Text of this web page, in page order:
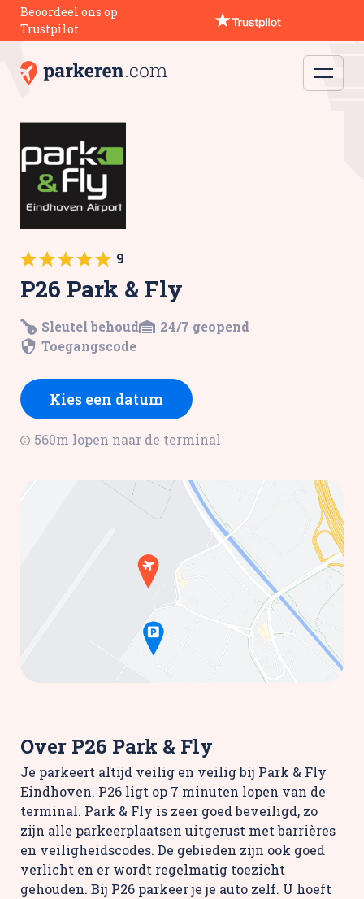
Beoordeel ons op
Trustpilot
9
P26 Park & Fly
Sleutel behoud
24/7 geopend
Toegangscode
Kies een datum
560m lopen naar de terminal
Over P26 Park & Fly
Je parkeert altijd veilig en veilig bij Park & Fly
Eindhoven. P26 ligt op 7 minuten lopen van de
terminal. Park & Fly is zeer goed beveiligd, zo
zijn alle parkeerplaatsen uitgerust met barrières
en veiligheidscodes. De gebieden zijn ook goed
verlicht en er wordt regelmatig toezicht
gehouden. Bij P26 parkeer je je auto zelf. U hoeft